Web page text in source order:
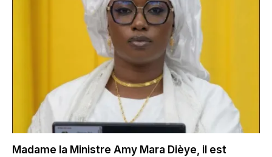
Madame la Ministre Amy Mara Dièye, il est